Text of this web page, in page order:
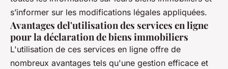
s’informer sur les modifications légales appliquées.
Avantages del'utilisation des services en ligne
pour la déclaration de biens immobiliers
L'utilisation de ces services en ligne offre de
nombreux avantages tels qu'une gestion efficace et